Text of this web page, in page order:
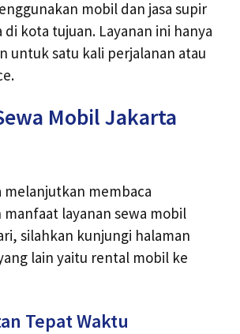
mobil dan jasa supir
di kota tujuan. Layanan ini hanya
untuk satu kali perjalanan atau
Mobil Jakarta
melanjutkan membaca
layanan sewa mobil
silahkan kunjungi halaman
lain yaitu rental mobil ke
Tepat Waktu